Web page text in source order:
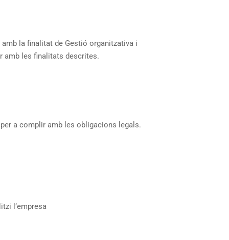
la finalitat de Gestió organitzativa i
amb les finalitats descrites.
a complir amb les obligacions legals.
l’empresa